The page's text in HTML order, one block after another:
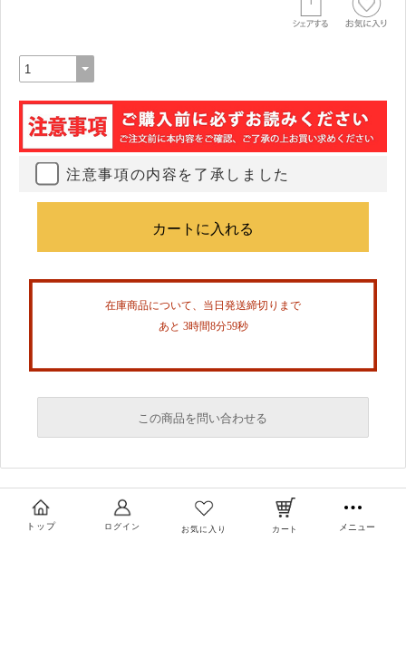
注意事項の内容を了承しました
在庫商品について、当日発送締切りまで
あと 3時間8分59秒
この商品を問い合わせる
トップ ログイン お気に入り カート メニュー